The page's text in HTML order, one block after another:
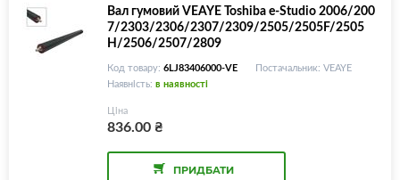
Вал гумовий VEAYE Toshiba e-Studio 2006/200
7/2303/2306/2307/2309/2505/2505F/2505
H/2506/2507/2809
Код товару: 6LJ83406000-VE
Постачальник: VEAYE
Наявність: в наявності
Ціна
836.00₴
ПРИДБАТИ